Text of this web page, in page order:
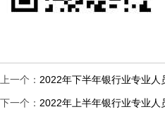
上一个： 2022年下半年银行业专业
下一个： 2022年上半年银行业专业